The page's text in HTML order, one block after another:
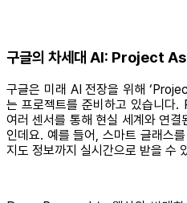
구글의 차세대 AI: Project
구글은 미래 AI 전장을 위해
는 프로젝트를 준비하고 있습니
여러 센서를 통해 현실 세계와 연
인데요. 예를 들어, 스마트 글래스
지도 정보까지 실시간으로 받을 수